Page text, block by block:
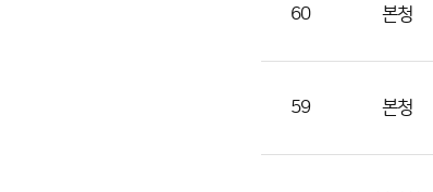
지
목,
60 본청
59 본청